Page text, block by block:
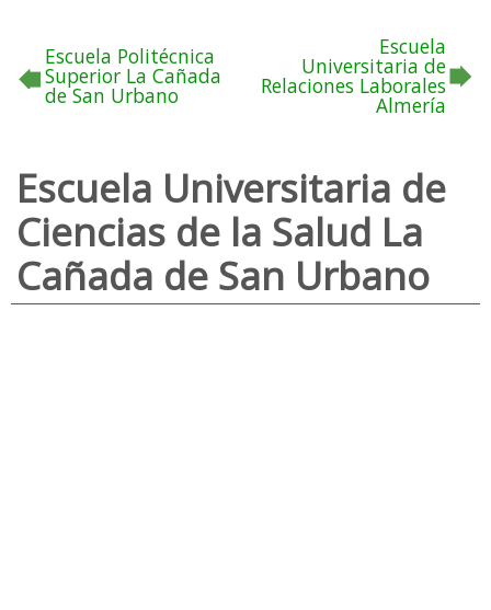
Escuela Politécnica
Superior La Cañada
de San Urbano
Escuela
Universitaria de
Relaciones Laborales
Almería
Escuela Universitaria de
Ciencias de la Salud La
Cañada de San Urbano